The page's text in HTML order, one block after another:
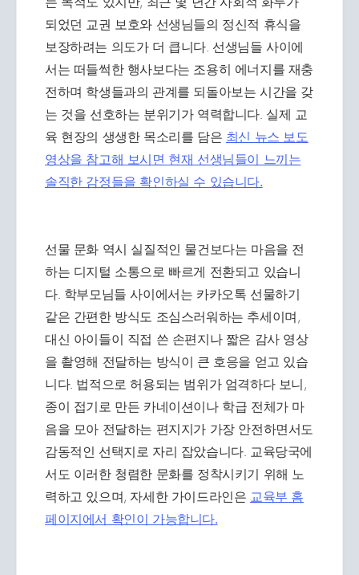
되었던 교권 보호와 선생님들의 정신적 휴식을
보장하려는 의도가 더 큽니다. 선생님들 사이에
서는 떠들썩한 행사보다는 조용히 에너지를 재충
전하며 학생들과의 관계를 되돌아보는 시간을 갖
는 것을 선호하는 분위기가 역력합니다. 실제 교
육 현장의 생생한 목소리를 담은 최신 뉴스 보도
영상을 참고해 보시면 현재 선생님들이 느끼는
솔직한 감정들을 확인하실 수 있습니다.
선물 문화 역시 실질적인 물건보다는 마음을 전
하는 디지털 소통으로 빠르게 전환되고 있습니
다. 학부모님들 사이에서는 카카오톡 선물하기
같은 간편한 방식도 조심스러워하는 추세이며,
대신 아이들이 직접 쓴 손편지나 짧은 감사 영상
을 촬영해 전달하는 방식이 큰 호응을 얻고 있습
니다. 법적으로 허용되는 범위가 엄격하다 보니,
종이 접기로 만든 카네이션이나 학급 전체가 마
음을 모아 전달하는 편지지가 가장 안전하면서도
감동적인 선택지로 자리 잡았습니다. 교육당국에
서도 이러한 청렴한 문화를 정착시키기 위해 노
력하고 있으며, 자세한 가이드라인은 교육부 홈
페이지에서 확인이 가능합니다.